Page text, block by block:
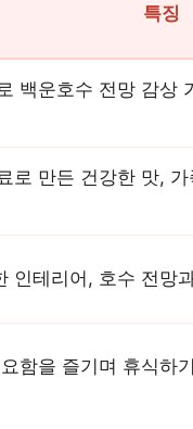
특징
백운호수 전망 감상
로 만든 건강한 맛,
인테리어, 호수 전망
함을 즐기며 휴식하